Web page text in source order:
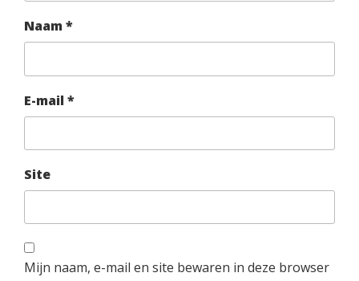
Naam *
E-mail *
Site
Mijn naam, e-mail en site bewaren in deze browser